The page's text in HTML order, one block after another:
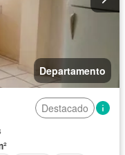
Departamento
Destacado